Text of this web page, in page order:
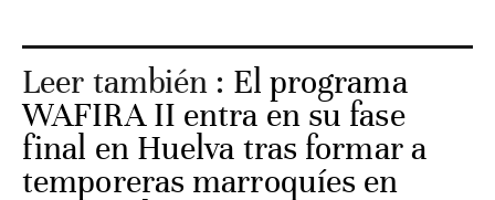
Leer también : El programa
WAFIRA II entra en su fase
final en Huelva tras formar a
temporeras marroquíes en